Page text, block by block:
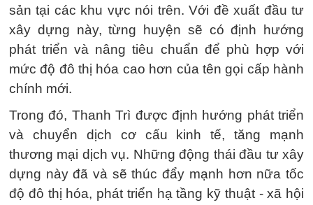
sản tại các khu vực nói trên. Với đề xuất đầu tư
xây dựng này, từng huyện sẽ có định hướng
phát triển và nâng tiêu chuẩn để phù hợp với
mức độ đô thị hóa cao hơn của tên gọi cấp hành
chính mới.
Trong đó, Thanh Trì được định hướng phát triển
và chuyển dịch cơ cấu kinh tế, tăng mạnh
thương mại dịch vụ. Những động thái đầu tư xây
dựng này đã và sẽ thúc đẩy mạnh hơn nữa tốc
độ đô thị hóa, phát triển hạ tầng kỹ thuật - xã hội